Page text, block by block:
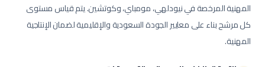
المهنية المرخصة في نيودلهي، مومباي، وكوتشين. يتم قياس مستوى
كل مرشح بناء على معايير الجودة السعودية والإقليمية لضمان الإنتاجية
المهنية.